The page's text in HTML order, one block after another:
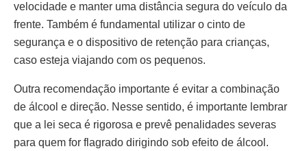
velocidade e manter uma distância segura do veículo da
frente. Também é fundamental utilizar o cinto de
segurança e o dispositivo de retenção para crianças,
caso esteja viajando com os pequenos.
Outra recomendação importante é evitar a combinação
de álcool e direção. Nesse sentido, é importante lembrar
que a lei seca é rigorosa e prevê penalidades severas
para quem for flagrado dirigindo sob efeito de álcool.